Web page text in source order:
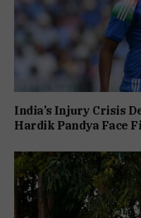
India’s Injury Crisis
Hardik Pandya Face